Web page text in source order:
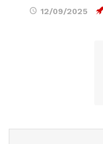
12/09/2025